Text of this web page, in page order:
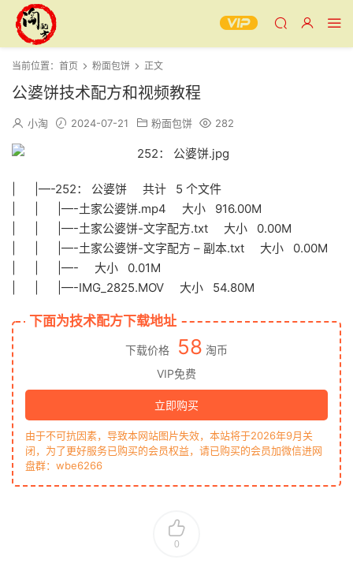
当前位置： 首页 粉面包饼 正文
公婆饼技术配方和视频教程
小淘 2024-07-21 粉面包饼 282
| |—-252： 公婆饼 共计 5 个文件
| | |—-土家公婆饼.mp4 大小 916.00M
| | |—-土家公婆饼-文字配方.txt 大小 0.00M
| | |—-土家公婆饼-文字配方 – 副本.txt 大小 0.00M
| | |—- 大小 0.01M
| | |—-IMG_2825.MOV 大小 54.80M
下面为技术配方下载地址
下载价格 58 淘币
VIP免费
立即购买
由于不可抗因素，导致本网站图片失效，本站将于2026年9月关
闭，为了更好服务已购买的会员权益，请已购买的会员加微信进网
盘群：wbe6266
0